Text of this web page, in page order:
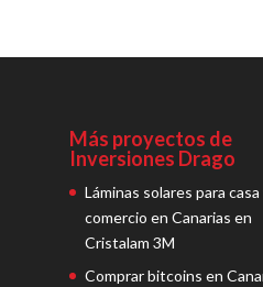
Más proyectos de
Inversiones Drago
Láminas solares para casa
comercio en Canarias en
Cristalam 3M
Comprar bitcoins en